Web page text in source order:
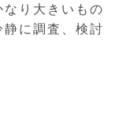
り大きいもの
に調査、検討